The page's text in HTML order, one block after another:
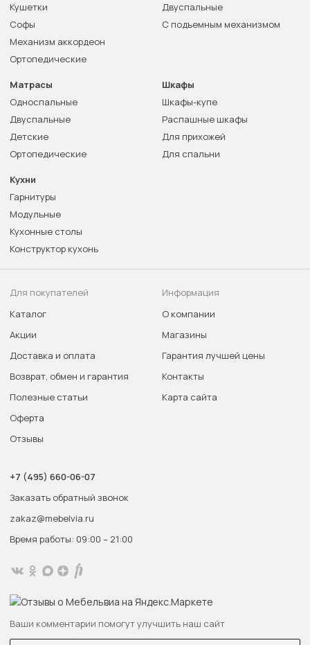
Кушетки
Софы
Механизм аккордеон
Ортопедические
Двуспальные
С подъемным механизмом
Матрасы
Односпальные
Двуспальные
Детские
Ортопедические
Шкафы
Шкафы-купе
Распашные шкафы
Для прихожей
Для спальни
Кухни
Гарнитуры
Модульные
Кухонные столы
Конструктор кухонь
Для покупателей
Каталог
Акции
Доставка и оплата
Возврат, обмен и гарантия
Полезные статьи
Оферта
Отзывы
Информация
О компании
Магазины
Гарантия лучшей цены
Контакты
Карта сайта
+7 (495) 660-06-07
Заказать обратный звонок
zakaz@mebelvia.ru
Время работы: 09:00 – 21:00
Ваши комментарии помогут улучшить наш сайт